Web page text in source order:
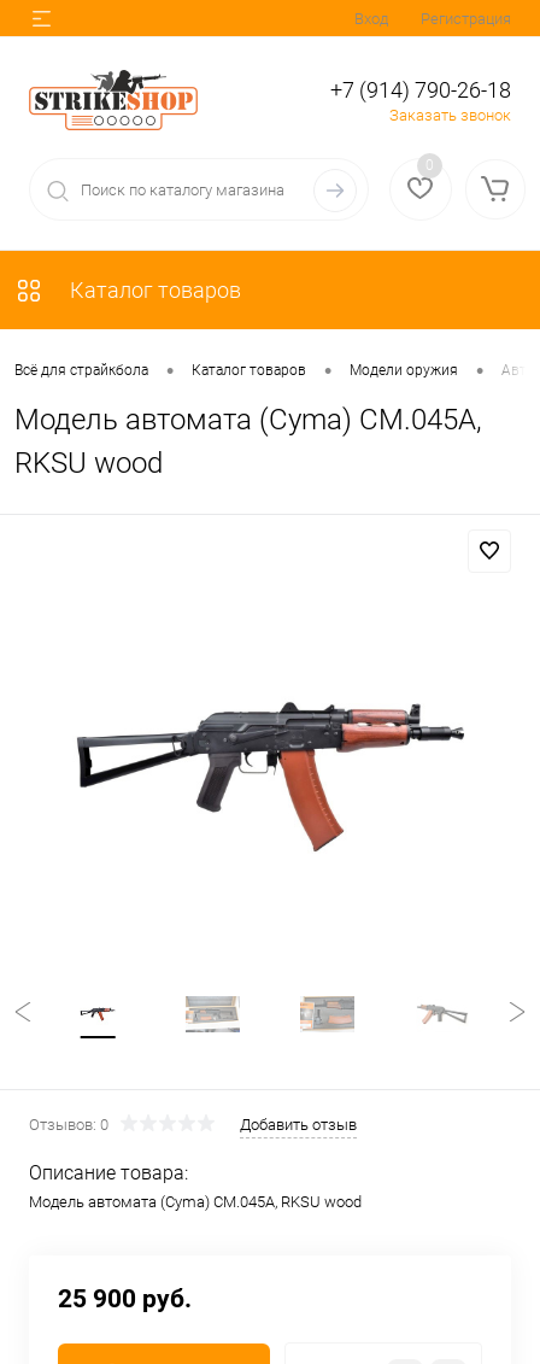
Вход Регистрация
+7 (914) 790-26-18
Заказать звонок
0
Каталог товаров
Всё для страйкбола • Каталог товаров • Модели оружия •
Модель автомата (Cyma) CM.045A,
RKSU wood
Отзывов: 0 Добавить отзыв
Описание товара:
Модель автомата (Cyma) CM.045A, RKSU wood
25 900 руб.